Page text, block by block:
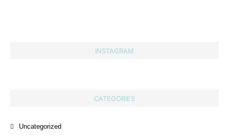
INSTAGRAM
CATEGORIES
Uncategorized